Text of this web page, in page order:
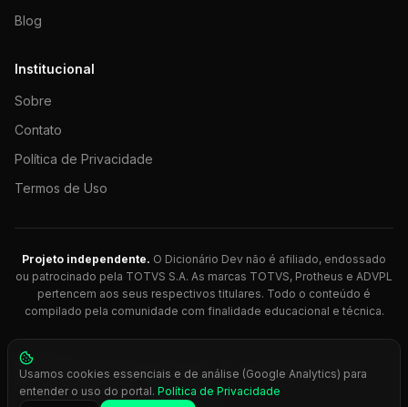
Blog
Institucional
Sobre
Contato
Política de Privacidade
Termos de Uso
Projeto independente. O Dicionário Dev não é afiliado, endossado
ou patrocinado pela TOTVS S.A. As marcas TOTVS, Protheus e ADVPL
pertencem aos seus respectivos titulares. Todo o conteúdo é
compilado pela comunidade com finalidade educacional e técnica.
© 2026 Dicionário Dev. Feito com 💚 para desenvolvedores
Protheus.
Press Ctrl+K
Usamos cookies essenciais e de análise (Google Analytics) para
entender o uso do portal. Política de Privacidade